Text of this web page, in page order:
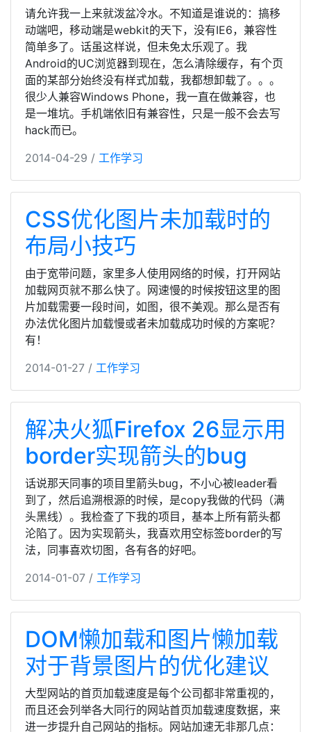
请允许我一上来就泼盆冷水。不知道是谁说的：搞移
动端吧，移动端是webkit的天下，没有IE6，兼容性
简单多了。话虽这样说，但未免太乐观了。我
Android的UC浏览器到现在，怎么清除缓存，有个页
面的某部分始终没有样式加载，我都想卸载了。。。
很少人兼容Windows Phone，我一直在做兼容，也
是一堆坑。手机端依旧有兼容性，只是一般不会去写
hack而已。
2014-04-29 / 工作学习
CSS优化图片未加载时的
布局小技巧
由于宽带问题，家里多人使用网络的时候，打开网站
加载网页就不那么快了。网速慢的时候按钮这里的图
片加载需要一段时间，如图，很不美观。那么是否有
办法优化图片加载慢或者未加载成功时候的方案呢？
有！
2014-01-27 / 工作学习
解决火狐Firefox 26显示用
border实现箭头的bug
话说那天同事的项目里箭头bug，不小心被leader看
到了，然后追溯根源的时候，是copy我做的代码（满
头黑线）。我检查了下我的项目，基本上所有箭头都
沦陷了。因为实现箭头，我喜欢用空标签border的写
法，同事喜欢切图，各有各的好吧。
2014-01-07 / 工作学习
DOM懒加载和图片懒加载
对于背景图片的优化建议
大型网站的首页加载速度是每个公司都非常重视的，
而且还会列举各大同行的网站首页加载速度数据，来
进一步提升自己网站的指标。网站加速无非那几点：